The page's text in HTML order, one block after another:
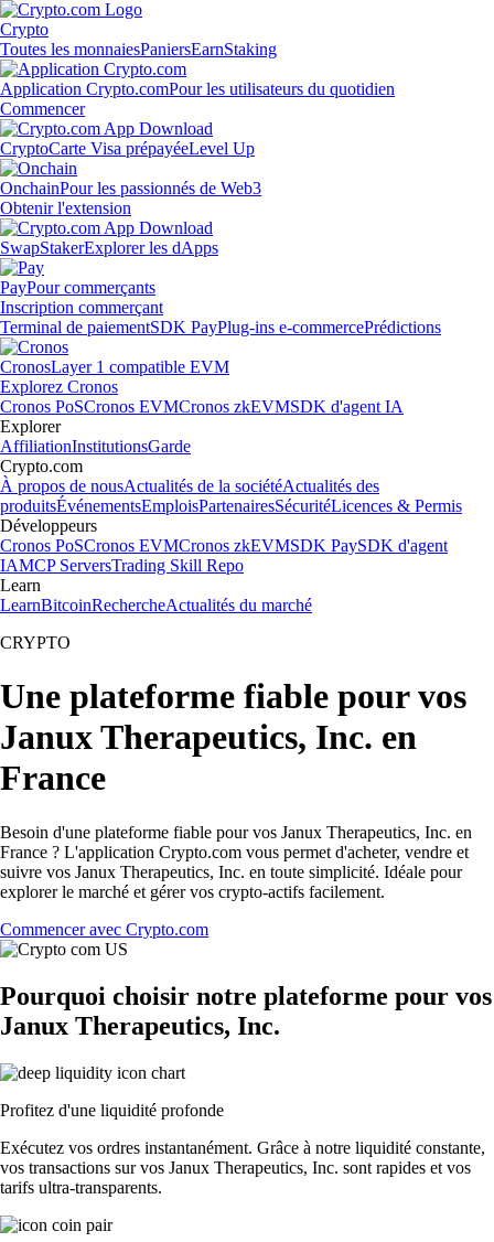
Crypto
Toutes les monnaiesPaniersEarnStaking
Application Crypto.comPour les utilisateurs du quotidien
Commencer
CryptoCarte Visa prépayéeLevel Up
OnchainPour les passionnés de Web3
Obtenir l'extension
SwapStakerExplorer les dApps
PayPour commerçants
Inscription commerçant
Terminal de paiementSDK PayPlug-ins e-commercePrédictions
CronosLayer 1 compatible EVM
Explorez Cronos
Cronos PoSCronos EVMCronos zkEVMSDK d'agent IA
Explorer
AffiliationInstitutionsGarde
Crypto.com
À propos de nousActualités de la sociétéActualités des
produitsÉvénementsEmploisPartenairesSécuritéLicences & Permis
Développeurs
Cronos PoSCronos EVMCronos zkEVMSDK PaySDK d'agent
IAMCP ServersTrading Skill Repo
Learn
LearnBitcoinRechercheActualités du marché
CRYPTO
Une plateforme fiable pour vos
Janux Therapeutics, Inc. en
France
Besoin d'une plateforme fiable pour vos Janux Therapeutics, Inc. en
France ? L'application Crypto.com vous permet d'acheter, vendre et
suivre vos Janux Therapeutics, Inc. en toute simplicité. Idéale pour
explorer le marché et gérer vos crypto-actifs facilement.
Commencer avec Crypto.com
Pourquoi choisir notre plateforme pour vos
Janux Therapeutics, Inc.
Profitez d'une liquidité profonde
Exécutez vos ordres instantanément. Grâce à notre liquidité constante,
vos transactions sur vos Janux Therapeutics, Inc. sont rapides et vos
tarifs ultra-transparents.